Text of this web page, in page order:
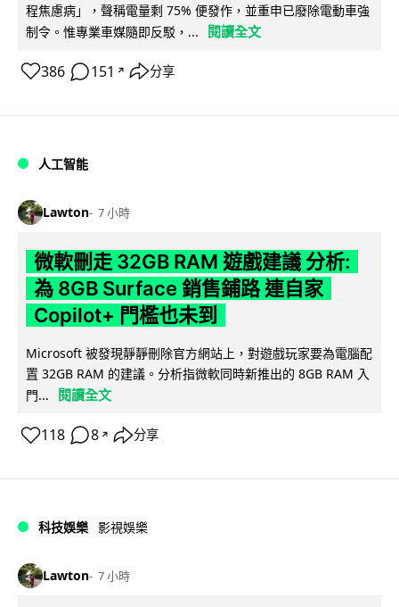
程焦慮病」，聲稱電量剩 75% 便發作，並重申已廢除電動車強
制令。惟專業車媒隨即反駁，...
閱讀全文
386 151 ↗ 分享
人工智能
Lawton 7 小時
微軟刪走 32GB RAM 遊戲建議 分析:
為 8GB Surface 銷售鋪路 連自家
Copilot+ 門檻也未到
Microsoft 被發現靜靜刪除官方網站上，對遊戲玩家要為電腦配
置 32GB RAM 的建議。分析指微軟同時新推出的 8GB RAM 入
門...
閱讀全文
118 8 ↗ 分享
科技娛樂 影視娛樂
Lawton 7 小時